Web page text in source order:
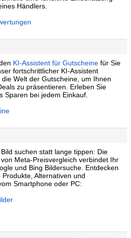
Händlers.
KI-Assistent für Gutscheine für Sie
fortschrittlicher KI-Assistent
Welt der Gutscheine, um Ihnen
zu präsentieren. Erleben Sie
Sparen bei jedem Einkauf.
suchen statt lange tippen: Die
Meta-Preisvergleich verbindet Ihr
und Bing Bildersuche. Entdecken
Produkte, Alternativen und
Smartphone oder PC: